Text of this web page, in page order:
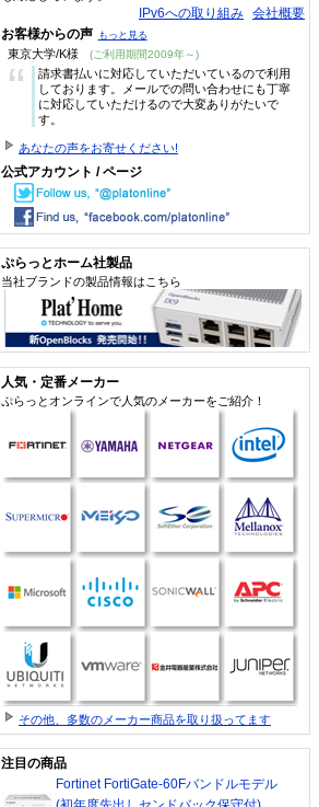
IPv6への取り組み 会社概要
お客様からの声 もっと見る
東京大学/K様 (ご利用期間2009年～)
“
請求書払いに対応していただいているので利用
しております。メールでの問い合わせにも丁寧
に対応していただけるので大変ありがたいで
す。
あなたの声をお寄せください!
公式アカウント / ページ
ぷらっとホーム社製品
当社ブランドの製品情報はこちら
人気・定番メーカー
ぷらっとオンラインで人気のメーカーをご紹介！
その他、多数のメーカー商品を取り扱ってます
注目の商品
Fortinet FortiGate-60Fバンドルモデル